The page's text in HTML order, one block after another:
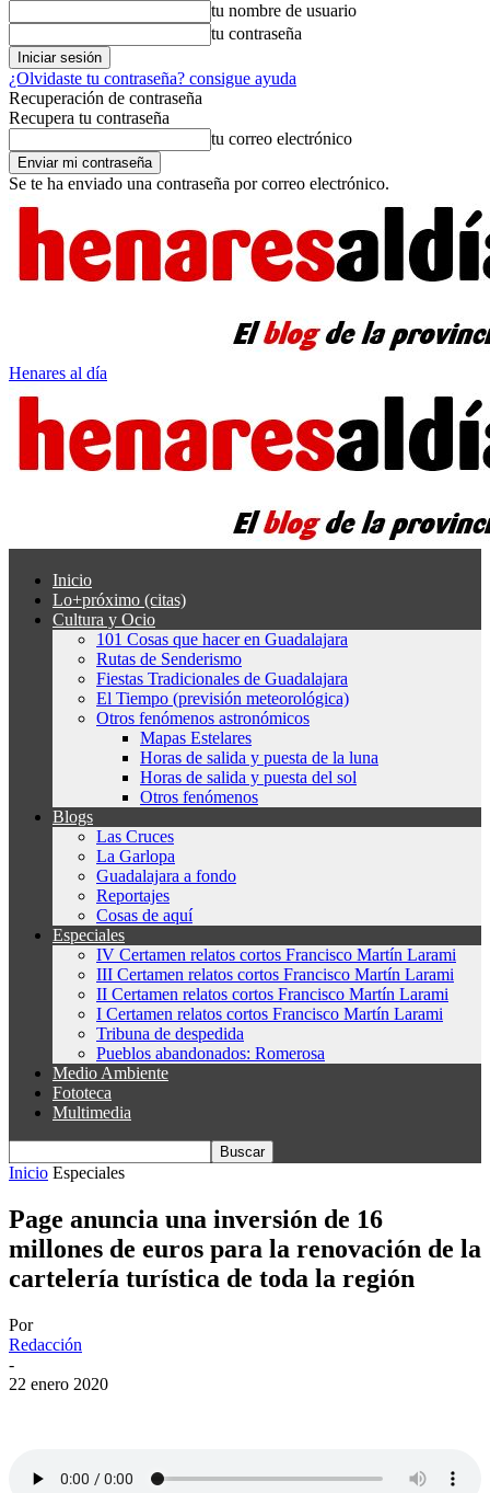
tu nombre de usuario
tu contraseña
¿Olvidaste tu contraseña? consigue ayuda
Recuperación de contraseña
Recupera tu contraseña
tu correo electrónico
Se te ha enviado una contraseña por correo electrónico.
Henares al día
Inicio
Lo+próximo (citas)
Cultura y Ocio
101 Cosas que hacer en Guadalajara
Rutas de Senderismo
Fiestas Tradicionales de Guadalajara
El Tiempo (previsión meteorológica)
Otros fenómenos astronómicos
Mapas Estelares
Horas de salida y puesta de la luna
Horas de salida y puesta del sol
Otros fenómenos
Blogs
Las Cruces
La Garlopa
Guadalajara a fondo
Reportajes
Cosas de aquí
Especiales
IV Certamen relatos cortos Francisco Martín Larami
III Certamen relatos cortos Francisco Martín Larami
II Certamen relatos cortos Francisco Martín Larami
I Certamen relatos cortos Francisco Martín Larami
Tribuna de despedida
Pueblos abandonados: Romerosa
Medio Ambiente
Fototeca
Multimedia
Inicio Especiales
Page anuncia una inversión de 16
millones de euros para la renovación de la
cartelería turística de toda la región
Por
Redacción
-
22 enero 2020